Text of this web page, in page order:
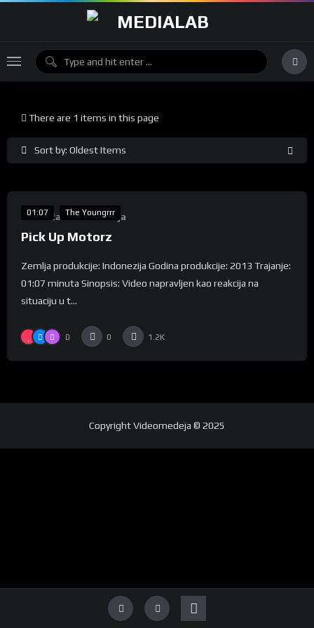
Sort by: Oldest Items
There are 1 items in this page
01:07 The Youngrrr
50
Takmičarska Selekcija
Pick Up Motorz
Zemlja produkcije: Indonezija Godina produkcije: 2013 Trajanje:
01:07 minuta Sinopsis: Video napravljen kao reakcija na
situaciju u t...
0 0 1.2K
CopyrightVideomedeja © 2025